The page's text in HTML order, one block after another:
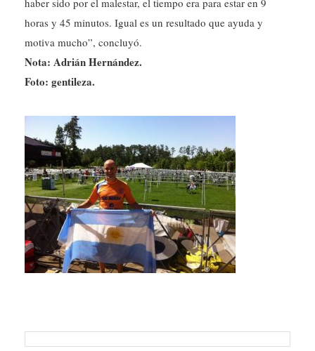
horas y 45 minutos. Igual es un resultado que ayuda y
motiva mucho”, concluyó.
Nota: Adrián Hernández.
Foto: gentileza.